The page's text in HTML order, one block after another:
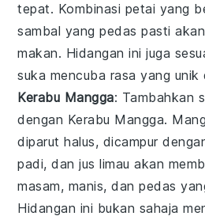
tepat. Kombinasi petai yang
sambal yang pedas pasti
makan. Hidangan ini juga
suka mencuba rasa yang unik
Kerabu Mangga: Tambahkan
dengan Kerabu Mangga.
diparut halus, dicampur
padi, danjus limau akan
masam, manis, dan pedas
Hidangan ini bukan sahaja